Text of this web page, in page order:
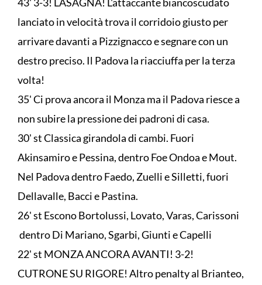
lanciato in velocità trova il corridoio giusto per
arrivare davanti a Pizzignacco e segnare con un
destro preciso. Il Padova la riacciuffa per la terza
volta!
35' Ci prova ancora il Monza ma il Padova riesce a
non subire la pressione dei padroni di casa.
30' st Classica girandola di cambi. Fuori
Akinsamiro e Pessina, dentro Foe Ondoa e Mout.
Nel Padova dentro Faedo, Zuelli e Silletti, fuori
Dellavalle, Bacci e Pastina.
26' st Escono Bortolussi, Lovato, Varas, Carissoni
dentro Di Mariano, Sgarbi, Giunti e Capelli
22' st MONZA ANCORA AVANTI! 3-2!
CUTRONE SU RIGORE! Altro penalty al Brianteo,